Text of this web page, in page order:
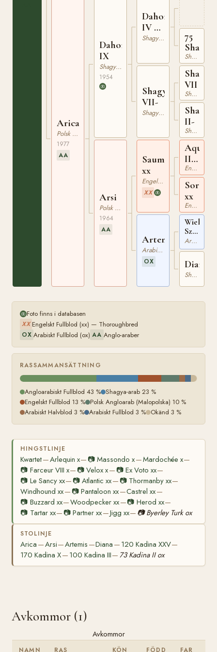
Arica
Polsk Angloarab (Malopolska)
1977
AA
Dahoman
IX
Shagya-arab
1954
Arsi
Polsk Angloarab (Malopolska)
1964
AA
Dahoman
IV 93
CSKShagya-arab
Shagya
VII-
Shagya-arab
Saumur
xx
Engelskt Fullblod
XX
Artemis
Arabiskt Halvblod
OX
75
Shagya
Shagya-arab
Shagya
VII
Shagya-arab
Shagya
II-
Shagya-arab
Aquino
II
xxEngelskt Fullblod
xx
Engelskt Fullblod
Wielki
Szlem
ox
PASB
897
Arabiskt Fullblod
Diana
Shagya-arab
Foto finns i databasen
XX Engelskt Fullblod (xx) — Thoroughbred
OX Arabiskt Fullblod (ox) AA Anglo-araber
RASSAMMANSÄTTNING
Angloarabiskt Fullblod 43 % Shagya-arab 23 %
Engelskt Fullblod 13 % Polsk Angloarab (Malopolska) 10 %
Arabiskt Halvblod 3 % Arabiskt Fullblod 3 % Okänd 3 %
HINGSTLINJE
Kwartet—Arlequin x— 📷Massondo x—Mardochée x—
📷 Farceur VIII x— 📷Velox x— 📷 Ex Voto xx—
📷 Le Sancy xx— 📷Atlantic xx— 📷 Thormanby xx—
Windhound xx— 📷Pantaloon xx—Castrel xx—
📷 Buzzard xx—Woodpecker xx—📷 Herod xx—
📷 Tartar xx— 📷Partner xx—Jigg xx— 📷 Byerley Turk ox
STOLINJE
Arica —Arsi—Artemis —Diana — 120 Kadina XXV—
170 Kadina X— 100 Kadina III— 73 Kadina II ox
Avkommor (1)
Avkommor
NAMN RAS KÖN FÖDD FAR